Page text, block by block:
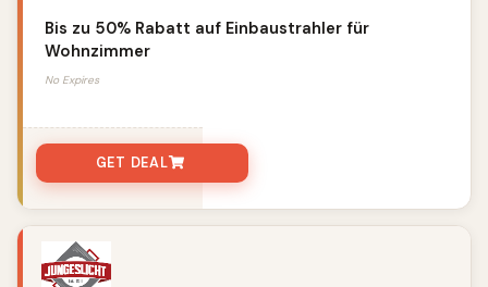
Bis zu 50% Rabatt auf Einbaustrahler für
Wohnzimmer
No Expires
GET DEAL